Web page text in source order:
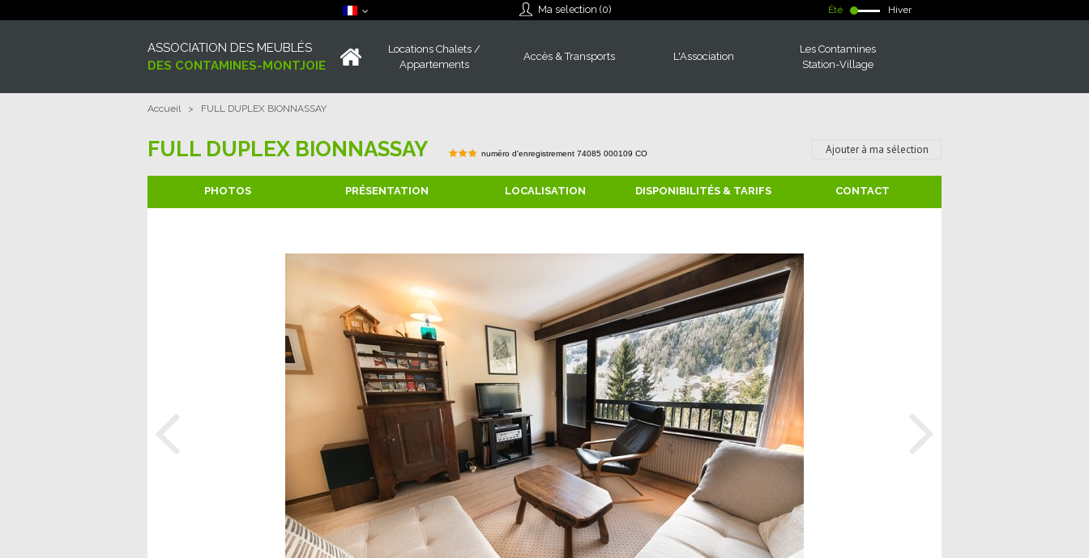
Ma selection (0) Été Hiver
ASSOCIATION DES MEUBLÉS
DES CONTAMINES-MONTJOIE
Locations Chalets /
Appartements
Accès & Transports L'Association
Les Contamines
Station-Village
Accueil > FULL DUPLEX BIONNASSAY
FULL DUPLEX BIONNASSAY numéro d'enregistrement 74085 000109 CO Ajouter à ma sélection
PHOTOS PRÉSENTATION LOCALISATION DISPONIBILITÉS & TARIFS CONTACT